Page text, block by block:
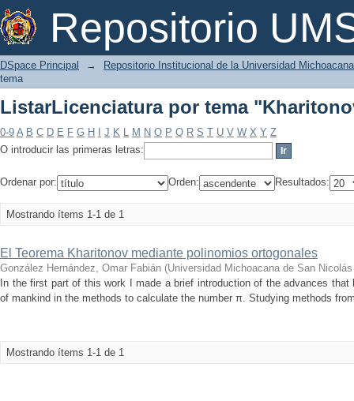
Repositorio
ListarLicenciatura por tema
DSpace Principal →
Repositorio Institucional de la Universidad
tema
ListarLicenciatura por tema
0-9 A B C D E F G H J K L M N O P Q R S T U V W X Y Z
O introducir las primeras letras:
Ordenar por: Orden: Resultados:
Mostrando ítems 1-1 de 1
El Teorema Kharitonov mediante polinomios ortogonales
González Hernández, Omar Fabián (Universidad Michoacana de San
In the first part of this work I made a brief introduction of the advances
of mankind in the methods to calculate the number π. Studying methods
Mostrando ítems 1-1 de 1